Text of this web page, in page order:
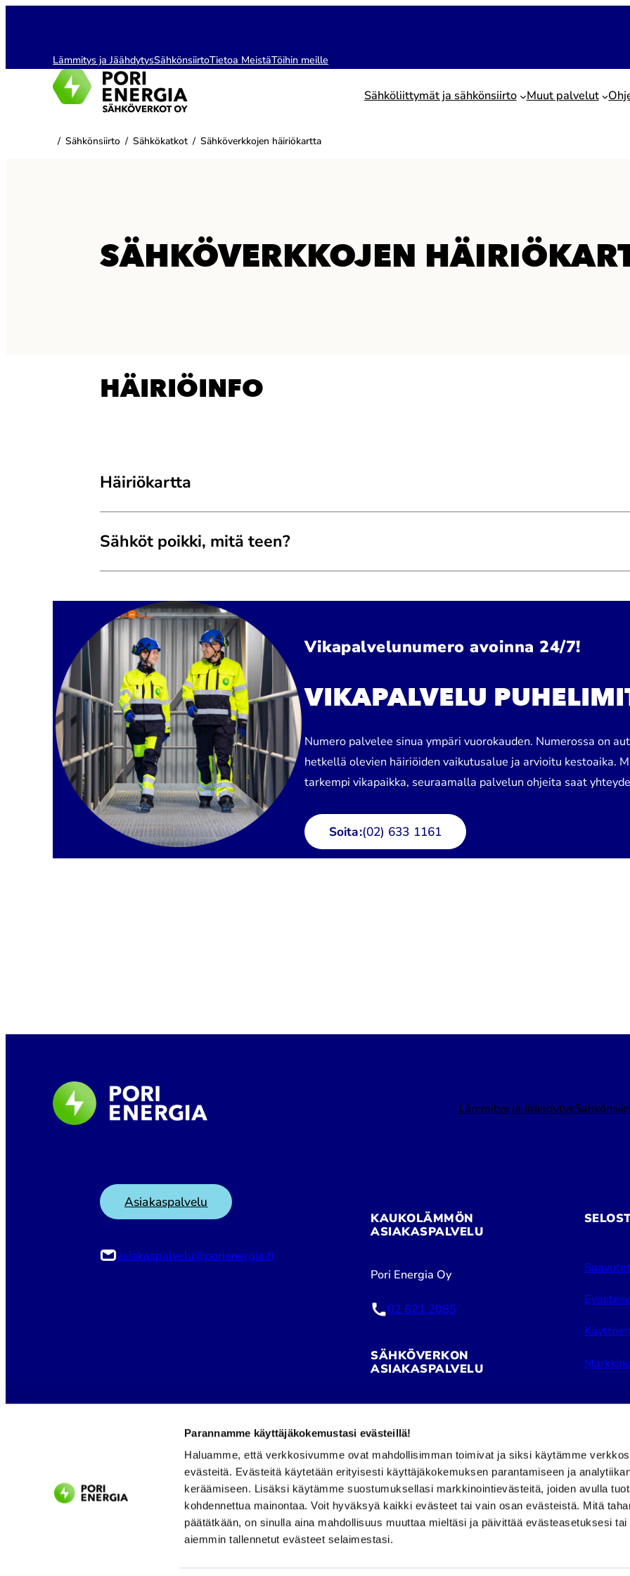
Parannamme käyttäjäkokemustasi evästeillä!
Haluamme, että verkkosivumme ovat mahdollisimman toimivat ja siksi käytämme
evästeitä. Evästeitä käytetään erityisesti käyttäjäkokemuksen parantamiseen ja
keräämiseen. Lisäksi käytämme suostumuksellasi markkinointievästeitä, joiden avulla
kohdennettua mainontaa. Voit hyväksyä kaikki evästeet tai vain osan evästeistä. Mitä
päätätkään, on sinulla aina mahdollisuus muuttaa mieltäsi ja päivittää evästeasetuksesi tai
aiemmin tallennetut evästeet selaimestasi.
Lämmitys ja JäähdytysSähkönsiirtoTietoa MeistäTöihin meille
Sähköliittymät ja sähkönsiirto Muut palvelut
/ Sähkönsiirto / Sähkökatkot / Sähköverkkojen häiriökartta
SÄHKÖVERKKOJEN
HÄIRIÖINFO
Häiriökartta
Sähköt poikki, mitä teen?
Vikapalvelunumero avoinna 24/7!
VIKAPALVELU
Numero palvelee sinua ympäri vuorokauden. Numerossa on
hetkellä olevien häiriöiden vaikutusalue ja arvioitu kestoaika.
tarkempi vikapaikka, seuraamalla palvelun ohjeita saat
Soita:(02) 633 1161
Lämmitys ja Jäähdytys
Asiakaspalvelu
asiakaspalvelu@porienergia.fi
KAUKOLÄMMÖN
ASIAKASPALVELU
Pori Energia Oy
02 621 2085
SÄHKÖVERKON
ASIAKASPALVELU
Puhelinpalvelu avoinna:
ma–pe klo 8–16
Facebook